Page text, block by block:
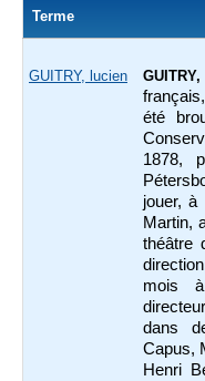
Terme
GUITRY, lucien
été
1878,
jouer, à
Martin,
théâtre
mois à
dans
Capus,
Henri